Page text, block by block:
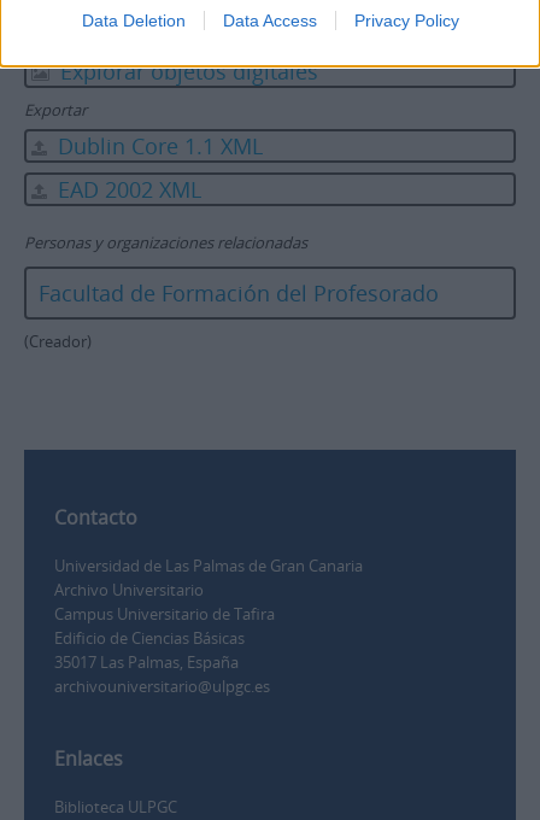
Data Deletion Data Access Privacy Policy
Explorar lista
Explorar objetos digitales
Exportar
Dublin Core 1.1 XML
EAD 2002 XML
Personas y organizaciones relacionadas
Facultad de Formación del Profesorado
(Creador)
Contacto
Universidad de Las Palmas de Gran Canaria
Archivo Universitario
Campus Universitario de Tafira
Edificio de Ciencias Básicas
35017 Las Palmas, España
archivouniversitario@ulpgc.es
Enlaces
Biblioteca ULPGC